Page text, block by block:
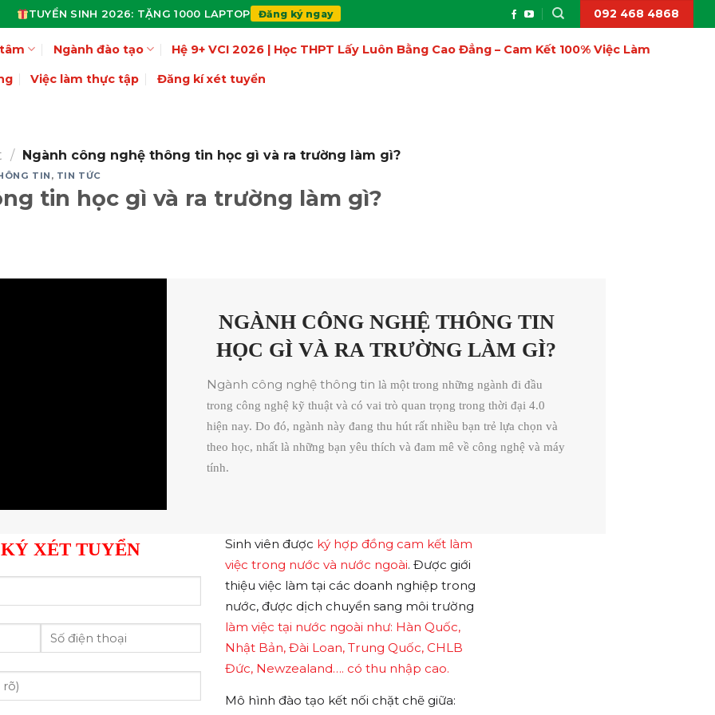
TUYỂN SINH 2026: TẶNG 1000 LAPTOP Đăng ký ngay 092 468 4868
Ngành đào tạo Hệ 9+ VCI 2026 | Học THPT Lấy Luôn Bằng Cao Đẳng – Cam Kết 100% Việc Làm
Việc làm thực tập Đăng kí xét tuyển
/ Ngành công nghệ thông tin học gì và ra trường làm gì?
TIN , TIN TỨC
tin học gì và ra trường làm gì?
NGÀNH CÔNG NGHỆ THÔNG TIN
HỌC GÌ VÀ RA TRƯỜNG LÀM GÌ?
Ngành công nghệ thông tin là một trong những ngành đi đầu
trong công nghệ kỹ thuật và có vai trò quan trọng trong thời đại 4.0
hiện nay. Do đó, ngành này đang thu hút rất nhiều bạn trẻ lựa chọn và
theo học, nhất là những bạn yêu thích và đam mê về công nghệ và máy
tính.
XÉT TUYỂN Sinh viên được ký hợp đồng cam kết làm
việc trong nước và nước ngoài. Được giới
thiệu việc làm tại các doanh nghiệp trong
nước, được dịch chuyển sang môi trường
làm việc tại nước ngoài như: Hàn Quốc,
Nhật Bản, Đài Loan, Trung Quốc, CHLB
Đức, Newzealand…. có thu nhập cao.
Mô hình đào tạo kết nối chặt chẽ giữa: